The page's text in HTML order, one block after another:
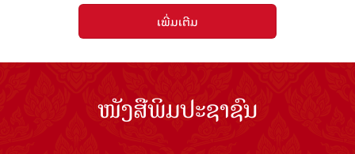
ເພີ່ມເຕີມ
ໜັງສືພິມປະຊາຊົນ